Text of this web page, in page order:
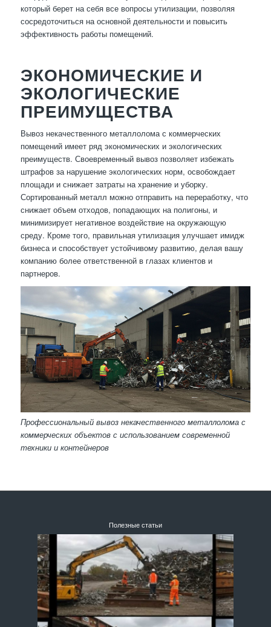
который берет на себя все вопросы утилизации, позволяя
сосредоточиться на основной деятельности и повысить
эффективность работы помещений.
ЭКОНОМИЧЕСКИЕ И
ЭКОЛОГИЧЕСКИЕ
ПРЕИМУЩЕСТВА
Вывоз некачественного металлолома с коммерческих
помещений имеет ряд экономических и экологических
преимуществ. Своевременный вывоз позволяет избежать
штрафов за нарушение экологических норм, освобождает
площади и снижает затраты на хранение и уборку.
Сортированный металл можно отправить на переработку, что
снижает объем отходов, попадающих на полигоны, и
минимизирует негативное воздействие на окружающую
среду. Кроме того, правильная утилизация улучшает имидж
бизнеса и способствует устойчивому развитию, делая вашу
компанию более ответственной в глазах клиентов и
партнеров.
Профессиональный вывоз некачественного металлолома с
коммерческих объектов с использованием современной
техники и контейнеров
Полезные статьи